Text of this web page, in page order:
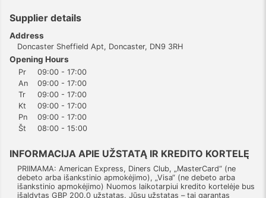
Supplier details
Address
Doncaster Sheffield Apt, Doncaster, DN9 3RH
Opening Hours
Pr
09:00 - 17:00
An
09:00 - 17:00
Tr
09:00 - 17:00
Kt
09:00 - 17:00
Pn
09:00 - 17:00
Št
08:00 - 15:00
INFORMACIJA APIE UŽSTATĄ IR KREDITO KORTELĘ
PRIIMAMA: American Express, Diners Club, „MasterCard“ (ne
debeto arba išankstinio apmokėjimo), „Visa“ (ne debeto arba
išankstinio apmokėjimo) Nuomos laikotarpiui kredito kortelėje bus
įšaldytas GBP 200.0 užstatas. Jūsų užstatas – tai garantas